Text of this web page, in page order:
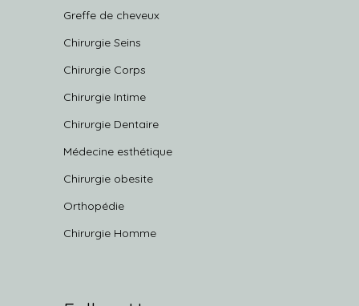
Greffe de cheveux
Chirurgie Seins
Chirurgie Corps
Chirurgie Intime
Chirurgie Dentaire
Médecine esthétique
Chirurgie obesite
Orthopédie
Chirurgie Homme